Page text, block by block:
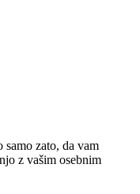
zato, da vam
z vašim osebnim